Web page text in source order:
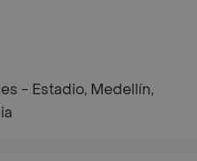
- Estadio, Medellín,